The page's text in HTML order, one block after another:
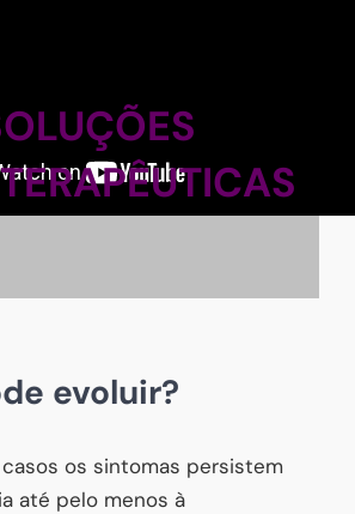
evoluir?
os sintomas persistem
até pelo menos à